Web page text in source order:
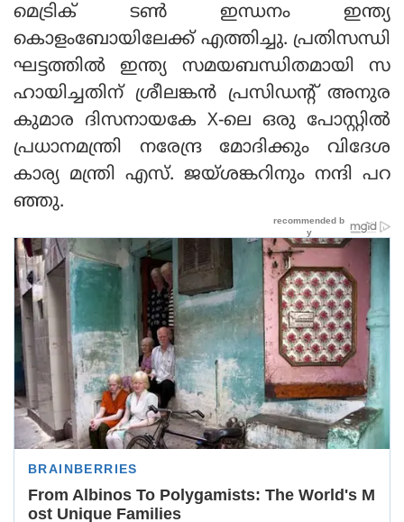
മെട്രിക് ടണ്‍ ഇന്ധനം ഇന്ത്യ
കൊളംബോയിലേക്ക് എത്തിച്ചു. പ്രതിസന്ധി
ഘട്ടത്തില്‍ ഇന്ത്യ സമയബന്ധിതമായി സ
ഹായിച്ചതിന് ശ്രീലങ്കന്‍ പ്രസിഡന്റ് അനുര
കുമാര ദിസനായകേ X-ലെ ഒരു പോസ്റ്റില്‍
പ്രധാനമന്ത്രി നരേന്ദ്ര മോദിക്കും വിദേശ
കാര്യ മന്ത്രി എസ്. ജയ്ശങ്കറിനും നന്ദി പറ
ഞ്ഞു.